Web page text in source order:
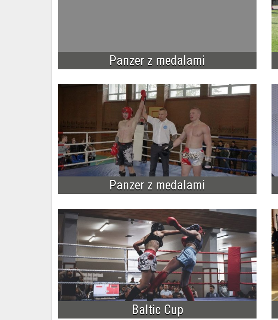
Panzer z medalami
Panzer z medalami
Baltic Cup